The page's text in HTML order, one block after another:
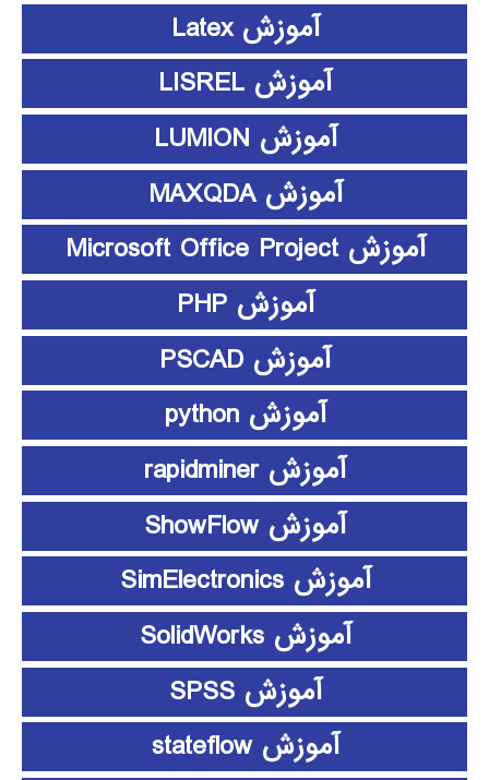
آموزش Latex
آموزش LISREL
آموزش LUMION
آموزش MAXQDA
آموزش Microsoft Office Project
آموزش PHP
آموزش PSCAD
آموزش python
آموزش rapidminer
آموزش ShowFlow
آموزش SimElectronics
آموزش SolidWorks
آموزش SPSS
آموزش stateflow